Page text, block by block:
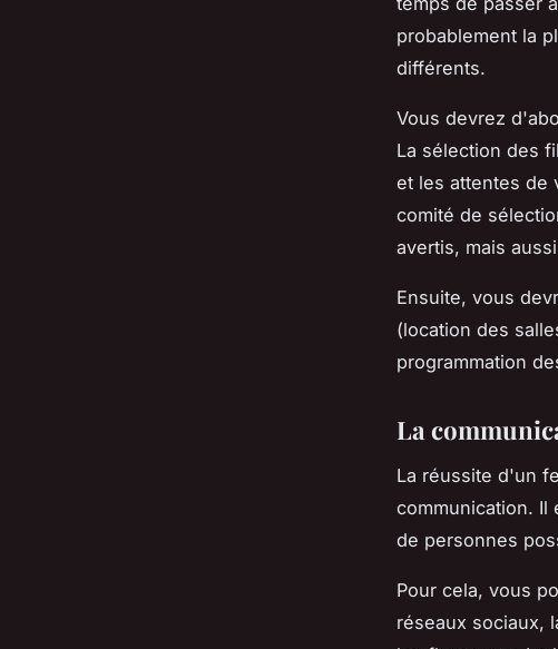
probablement la
différents.
Vous devrez
La sélection des
et les attentes de
comité de
avertis, mais
Ensuite, vous
(location des
programmation
La
La réussite d'un
communication. Il
de personnes
Pour cela, vous
réseaux sociaux,